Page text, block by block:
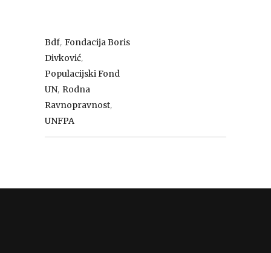
Bdf, Fondacija Boris
Divković,
Populacijski Fond
UN, Rodna
Ravnopravnost,
UNFPA